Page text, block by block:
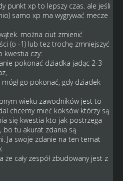
punkt xp to lepszy czas. ale jeśli
samo xp ma wygrywać mecze
można ciut zmienić
(o -1) lub tez trochę zmniejszyć
kwestia czy:
pokonać dziadka jadąc 2-3
go pokonać, gdy dziadek
wieku zawodników jest to
chcemy mieć koksów którzy są
się kwestia kto jak postrzega
bo tu akurat zdania są
Ja swoje zdanie na ten temat
że cały zespół zbudowany jest z